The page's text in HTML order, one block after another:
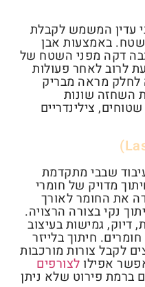
עדין המשמש לקבלת
באמצעות אבן
דקה מפני השטח של
לרוב לאחר פעולות
לחלק מראה מבריק
השחזה שונות
צילינדריים
עיבוד שבבי מתקדמת
מדויק של חומרי
את החומר לאורך
נקי בצורה הרצויה.
דיוק, גמישות בעיצוב
חיתוך בלייזר
לקבל צורות מורכבות
אפילולצורפים
ברמת פירוט שלא ניתן